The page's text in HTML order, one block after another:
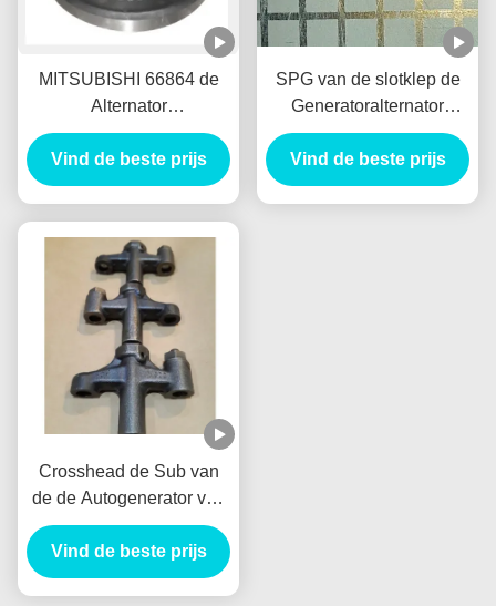
MITSUBISHI 66864 de
Alternator
VoorRemtrommel Tambor
Freno Delantero van de
Autogenerator
Vind de beste prijs
SPG van de slotklep de
Generatoralternator
Nieuw Holland E385
E215 van de Palauto voor
HINO J05E
Vind de beste prijs
Crosshead de Sub van
de de Autogenerator van
Assy Alternator
VH137061080A Nieuw
Holland E385 E215 voor
Vind de beste prijs